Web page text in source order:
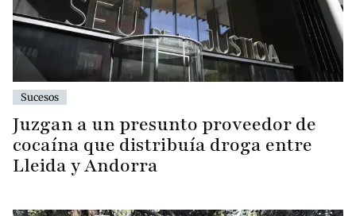
Sucesos
Juzgan a un presunto proveedor de
cocaína que distribuía droga entre
Lleida y Andorra